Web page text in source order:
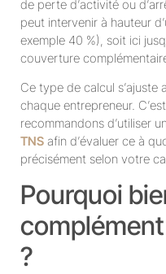
de perte d’activité ou
peut intervenir à hauteur
exemple 40 %), soit ici
couverture
Ce type de calcul s’ajuste
chaque entrepreneur.
recommandons d’utiliser
TNS afin d’évaluer ce à
précisément selon votre
Pourquoi
?